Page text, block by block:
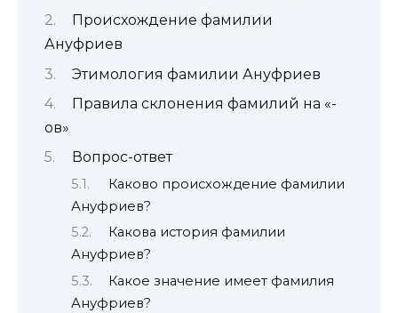
Происхождение фамилии
Ануфриев
Этимология фамилии Ануфриев
Правила склонения фамилий на «-
ов»
Вопрос-ответ
Каково происхождение фамилии
Ануфриев?
Какова история фамилии
Ануфриев?
Какое значение имеет фамилия
Ануфриев?